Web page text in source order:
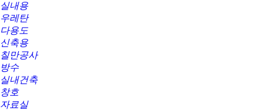
실내용
우레탄
다용도
신축용
칠만공사
방수
실내건축
창호
자료실